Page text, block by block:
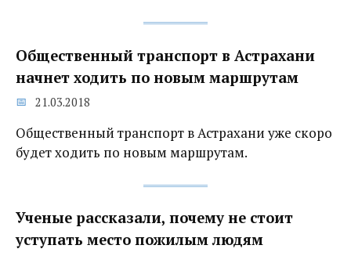
Общественный транспорт в Астрахани
начнет ходить по новым маршрутам
21.03.2018
Общественный транспорт в Астрахани уже скоро
будет ходить по новым маршрутам.
Ученые рассказали, почему не стоит
уступать место пожилым людям